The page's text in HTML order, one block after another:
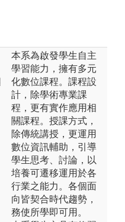
本系為啟發學生自主
學習能力，擁有多元
化數位課程。課程設
計，除學術專業課
程，更有實作應用相
關課程。授課方式，
除傳統講授，更運用
數位資訊輔助，引導
學生思考、討論，以
培養可遷移運用於各
行業之能力。各個面
向皆契合時代趨勢，
務使所學即可用。